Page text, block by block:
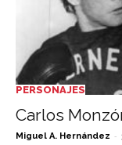
PERSONAJES
Carlos
Miguel A. Hernández -